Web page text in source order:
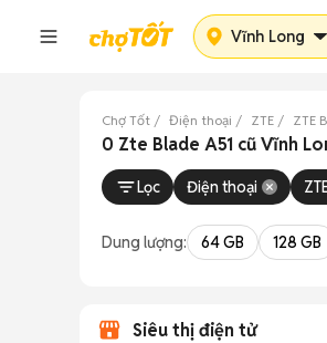
Vĩnh Long
Chợ Tốt Điện thoại ZTE ZTE
0 Zte Blade A51 cũ Vĩnh
Lọc Điện thoại
Dung lượng: 64 GB 128 GB
Siêu thị điện tử